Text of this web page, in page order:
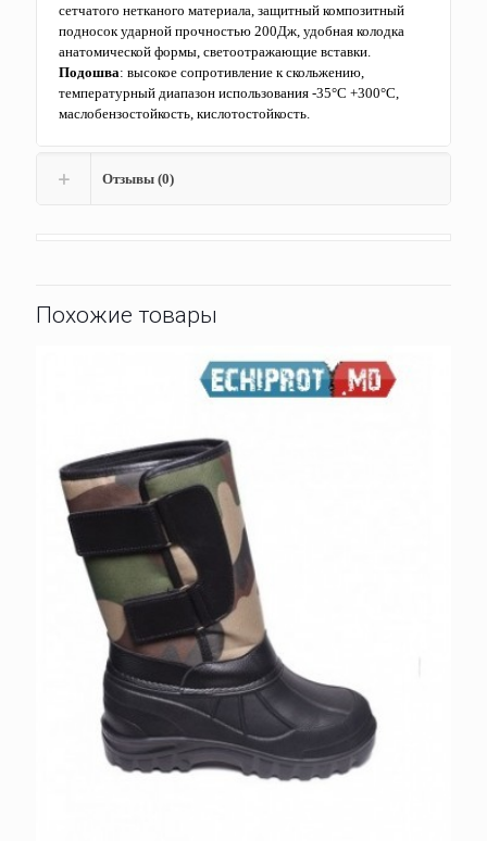
сетчатого нетканого материала, защитный композитный
подносок ударной прочностью 200Дж, удобная колодка
анатомической формы, светоотражающие вставки.
Подошва: высокое сопротивление к скольжению,
температурный диапазон использования -35°С +300°С,
маслобензостойкость, кислотостойкость.
Отзывы (0)
Похожие товары